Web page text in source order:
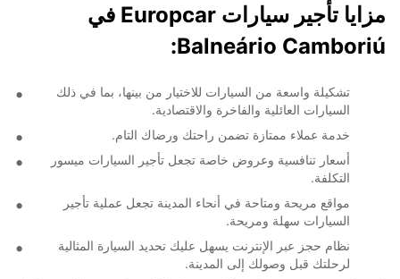
مزايا تأجير سيارات Europcar في
Balneário Camboriú:
تشكيلة واسعة من السيارات للاختيار من بينها، بما في ذلك
السيارات العائلية والفاخرة والاقتصادية.
خدمة عملاء ممتازة تضمن راحتك ورضاك التام.
أسعار تنافسية وعروض خاصة تجعل تأجير السيارات ميسور
التكلفة.
مواقع مريحة ومتاحة في أنحاء المدينة تجعل عملية تأجير
السيارات سهلة ومريحة.
نظام حجز عبر الإنترنت يسهل عليك تحديد السيارة المثالية
لرحلتك قبل وصولك إلى المدينة.